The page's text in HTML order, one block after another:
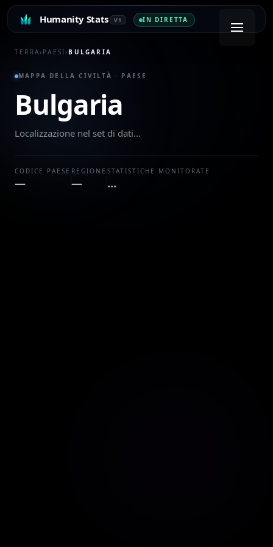
Humanity Stats V1 IN DIRETTA
TERRA› PAESI› BULGARIA
MAPPA DELLA CIVILTÀ · PAESE
Bulgaria
Localizzazione nel set di dati…
CODICE PAESE
—
REGIONE
—
STATISTICHE MONITORATE
…